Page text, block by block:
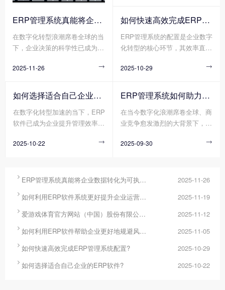
ERP管理系统真能将企业数据转化为可执行决策吗?
在数字化转型浪潮席卷全球的当
下，企业决策的科学性已成为决
统决策模式依赖经验判断与局部
化工具将分散数据转化为可执行
的决策方案。其中，ERP管理系
统作为企业资源整合的核心平
台，正通过其强大的数据整合、
这一难题的关键工具。
2025-11-26 
正凭借其强大的整合与协同能
力，成为企业提升运营效率的得
力助手。
如何快速高效完成ERP管理系统配置?
ERP管理系统的配置是企业数字
化转型的核心环节，其效率直接
放速度。然而，传统ERP管理系
求模糊导致方向偏差、流程冗余
造成资源浪费、技术壁垒阻碍实
施进度，这些问题使得配置周期
不断延长、成本持续超支，严重
2025-10-29 
如何选择适合自己企业的ERP软件?
在数字化转型加速的当下，ERP
软件已成为企业提升管理效率、
市场上的ERP软件在功能架构、
型方法，易陷入“功能冗余导致
改造”的困境。那么您知道如何
选择适合自己企业的ERP软件
2025-10-22 
ERP管理系统如何助力企业实现高效管理?
在当今数字化浪潮席卷全球、商
业竞争愈发激烈的大背景下，企
遇。高效管理成为企业在这场时
源整合与流程优化能力，逐渐成
续发展的核心支撑。
2025-09-30 
 ERP管理系统真能将企业数据转化为可执行决策吗? 2025-11-26
 如何利用ERP软件系统更好提升企业运营效率? 2025-11-19
 爱游戏体育官方网站（中国）股份有限公司 分为哪几种类型? 2025-11-12
 如何利用ERP软件帮助企业更好地规避风险? 2025-11-05
 如何快速高效完成ERP管理系统配置? 2025-10-29
 如何选择适合自己企业的ERP软件? 2025-10-22